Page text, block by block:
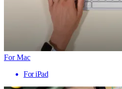
For Mac
For iPad